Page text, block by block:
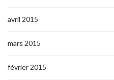
avril 2015
mars 2015
février 2015